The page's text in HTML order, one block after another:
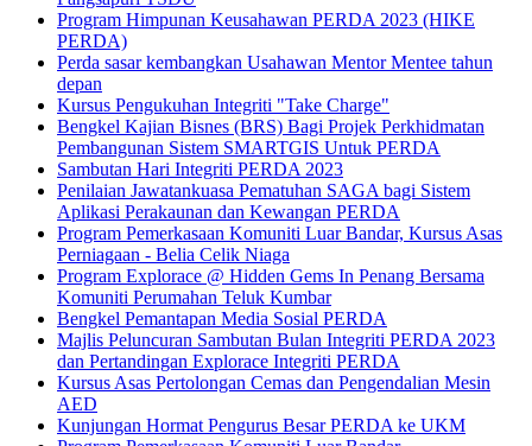
Program Himpunan Keusahawan PERDA 2023 (HIKE
PERDA)
Perda sasar kembangkan Usahawan Mentor Mentee tahun
depan
Kursus Pengukuhan Integriti "Take Charge"
Bengkel Kajian Bisnes (BRS) Bagi Projek Perkhidmatan
Pembangunan Sistem SMARTGIS Untuk PERDA
Sambutan Hari Integriti PERDA 2023
Penilaian Jawatankuasa Pematuhan SAGA bagi Sistem
Aplikasi Perakaunan dan Kewangan PERDA
Program Pemerkasaan Komuniti Luar Bandar, Kursus Asas
Perniagaan - Belia Celik Niaga
Program Explorace @ Hidden Gems In Penang Bersama
Komuniti Perumahan Teluk Kumbar
Bengkel Pemantapan Media Sosial PERDA
Majlis Peluncuran Sambutan Bulan Integriti PERDA 2023
dan Pertandingan Explorace Integriti PERDA
Kursus Asas Pertolongan Cemas dan Pengendalian Mesin
AED
Kunjungan Hormat Pengurus Besar PERDA ke UKM